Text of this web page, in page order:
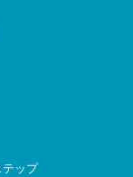
テップ